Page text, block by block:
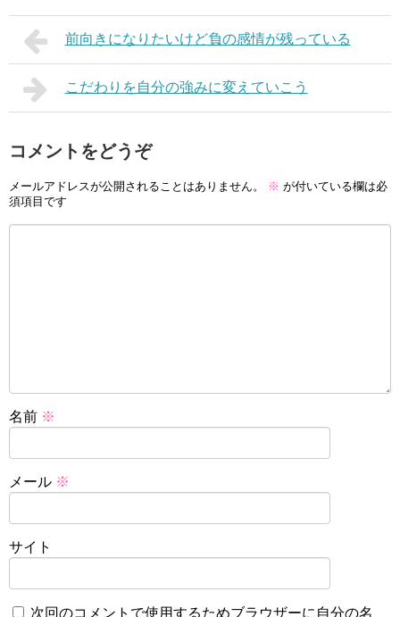
前向きになりたいけど負の感情が残っている
こだわりを自分の強みに変えていこう
コメントをどうぞ
メールアドレスが公開されることはありません。 ※ が付いている欄は必
須項目です
名前 ※
メール ※
サイト
次回のコメントで使用するためブラウザーに自分の名